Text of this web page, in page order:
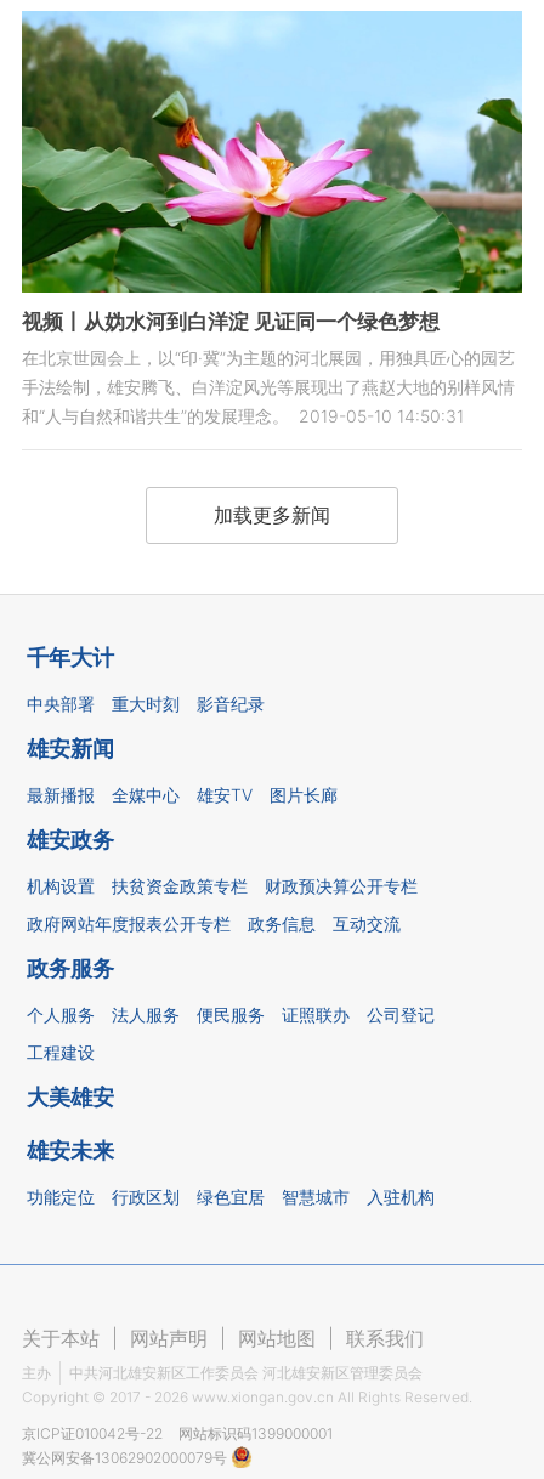
视频丨从妫水河到白洋淀 见证同一个绿色梦想
在北京世园会上，以“印·冀”为主题的河北展园，用独具匠心的园艺
手法绘制，雄安腾飞、白洋淀风光等展现出了燕赵大地的别样风情
和“人与自然和谐共生”的发展理念。
2019-05-10 14:50:31
加载更多新闻
千年大计
中央部署 重大时刻 影音纪录
雄安新闻
最新播报 全媒中心 雄安TV 图片长廊
雄安政务
机构设置 扶贫资金政策专栏
财政预决算公开专栏
政府网站年度报表公开专栏
政务信息 互动交流
政务服务
个人服务 法人服务 便民服务 证照联办
公司登记
工程建设
大美雄安
雄安未来
功能定位 行政区划 绿色宜居 智慧城市 入驻机构
关于本站 网站声明 网站地图 联系我们
主办
中共河北雄安新区工作委员会 河北雄安新区管理委员会
Copyright © 2017 - 2026 www.xiongan.gov.cn All Rights Reserved.
京ICP证010042号-22
网站标识码1399000001
冀公网安备13062902000079号